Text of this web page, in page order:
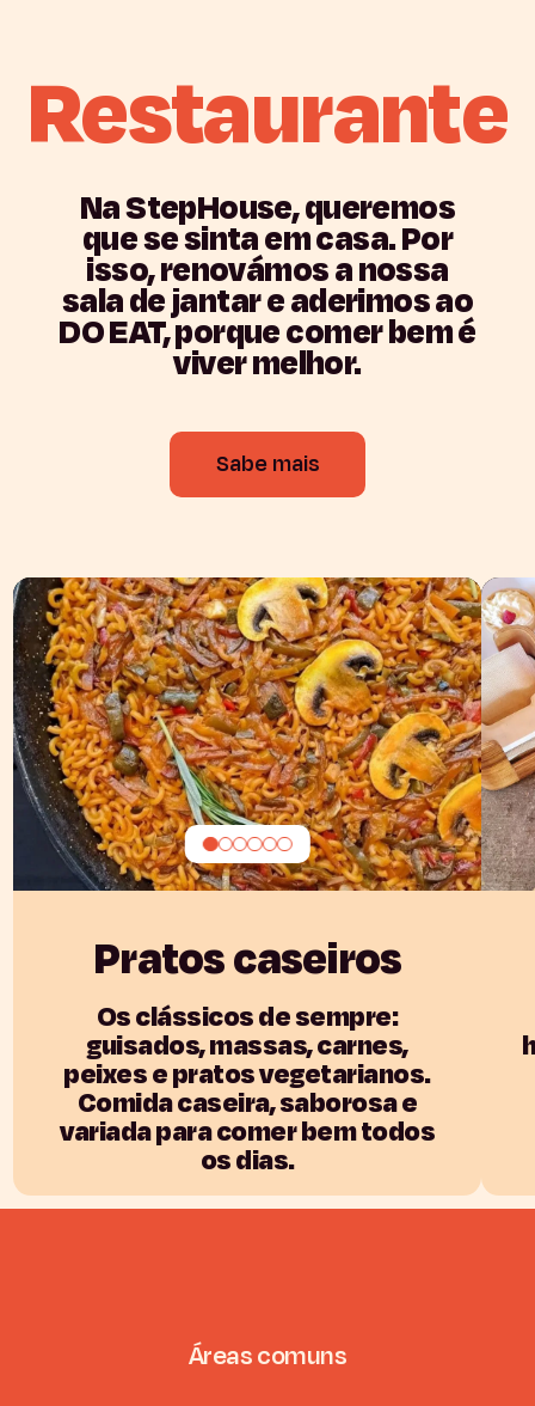
Restaurante
NaStepHouse,queremos
quesesintaemcasa.Por
isso,renovámosanossa
saladejantareaderimosao
DOEAT,porquecomerbemé
vivermelhor.
Sabe mais
Pratoscaseiros
Osclássicos de sempre:
guisados, massas, carnes,
peixes e pratos vegetarianos.
Comida caseira, saborosa e
variada para comer bem todos
os dias.
Áreascomuns